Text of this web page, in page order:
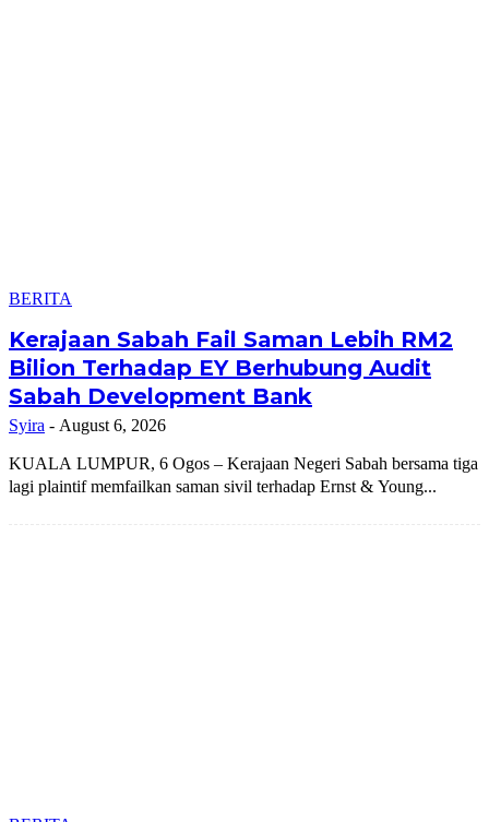
BERITA
Kerajaan Sabah Fail Saman Lebih RM2
Bilion Terhadap EY Berhubung Audit
Sabah Development Bank
Syira - August 6, 2026
KUALA LUMPUR, 6 Ogos – Kerajaan Negeri Sabah bersama tiga
lagi plaintif memfailkan saman sivil terhadap Ernst & Young...